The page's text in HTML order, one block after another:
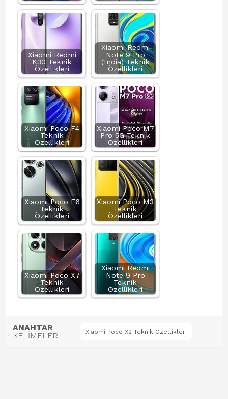
Xiaomi Redmi
K30 Teknik
Özellikleri
Xiaomi Redmi
Note 9 Pro
(India) Teknik
Özellikleri
Xiaomi Poco F4
Teknik
Özellikleri
Xiaomi Poco M7
Pro 5G Teknik
Özellikleri
Xiaomi Poco F6
Teknik
Özellikleri
Xiaomi Poco M3
Teknik
Özellikleri
Xiaomi Poco X7
Teknik
Özellikleri
Xiaomi Redmi
Note 9 Pro
Teknik
Özellikleri
ANAHTAR
KELİMELER
Xiaomi Poco X2 Teknik Özellikleri